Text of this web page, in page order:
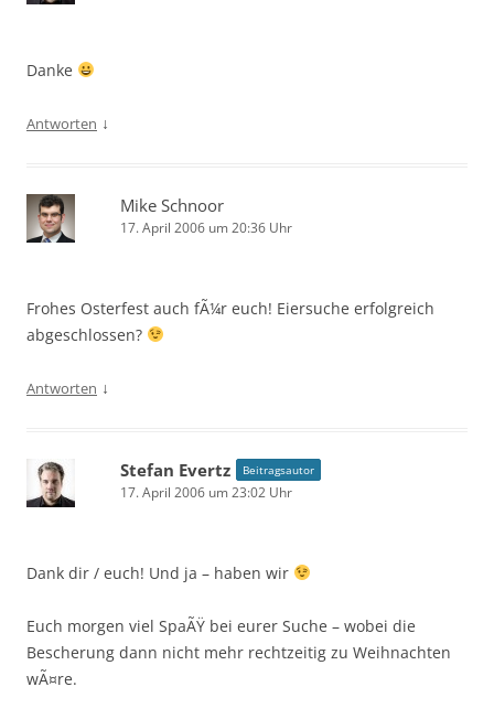
Danke
Antworten ↓
Mike Schnoor
17. April 2006 um 20:36 Uhr
Frohes Osterfest auch fÃ¼r euch! Eiersuche erfolgreich
abgeschlossen?
Antworten ↓
Stefan Evertz Beitragsautor
17. April 2006 um 23:02 Uhr
Dank dir / euch! Und ja – haben wir
Euch morgen viel SpaÃŸ bei eurer Suche – wobei die
Bescherung dann nicht mehr rechtzeitig zu Weihnachten
wÃ¤re.